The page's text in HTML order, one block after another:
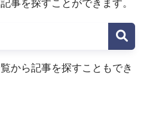
事を探すことができます。
から記事を探すこともでき